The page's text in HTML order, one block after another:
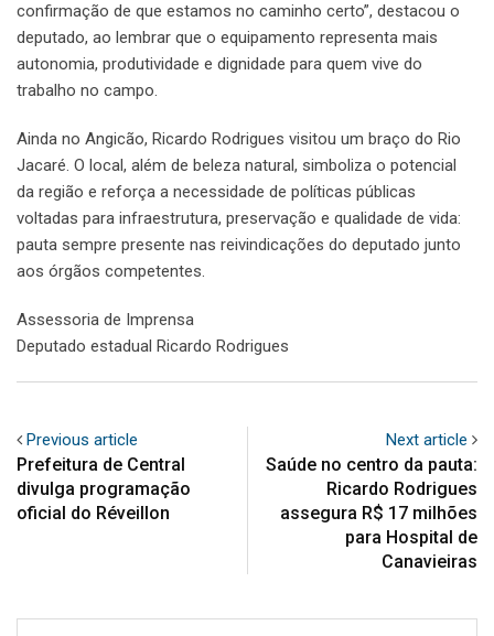
confirmação de que estamos no caminho certo”, destacou o
deputado, ao lembrar que o equipamento representa mais
autonomia, produtividade e dignidade para quem vive do
trabalho no campo.
Ainda no Angicão, Ricardo Rodrigues visitou um braço do Rio
Jacaré. O local, além de beleza natural, simboliza o potencial
da região e reforça a necessidade de políticas públicas
voltadas para infraestrutura, preservação e qualidade de vida:
pauta sempre presente nas reivindicações do deputado junto
aos órgãos competentes.
Assessoria de Imprensa
Deputado estadual Ricardo Rodrigues
Previous article
Prefeitura de Central
divulga programação
oficial do Réveillon
Next article
Saúde no centro da pauta:
Ricardo Rodrigues
assegura R$ 17 milhões
para Hospital de
Canavieiras